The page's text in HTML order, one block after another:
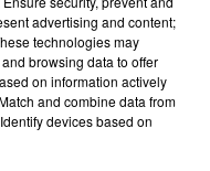
advertising and content;
technologies may
browsing data to offer
on information actively
and combine data from
devices based on